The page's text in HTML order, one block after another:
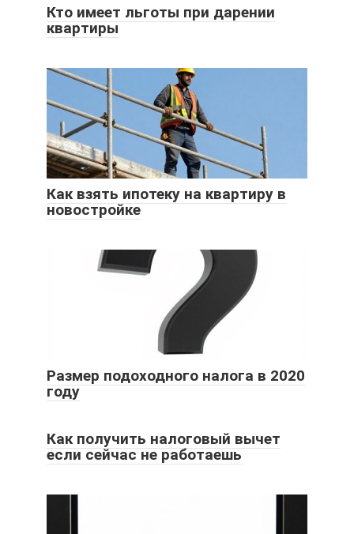
Кто имеет льготы при дарении
квартиры
Как взять ипотеку на квартиру в
новостройке
Размер подоходного налога в 2020
году
Как получить налоговый вычет
если сейчас не работаешь